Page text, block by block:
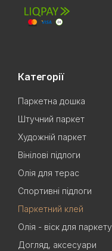
Категорії
Паркетна дошка
Штучний паркет
Художній паркет
Вінілові підлоги
Олія для терас
Спортивні підлоги
Паркетний клей
Олія - віск для паркету
Догляд, аксесуари